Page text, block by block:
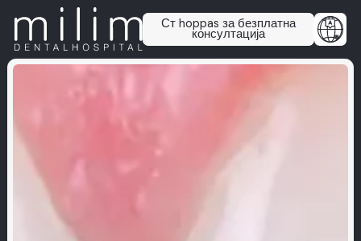
Ст hoppas за безплатна
консултација